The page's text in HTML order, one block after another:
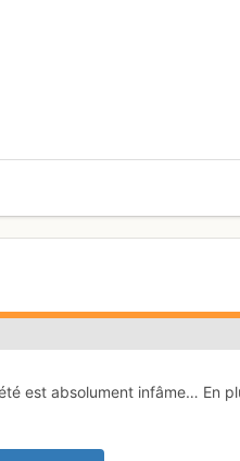
est absolument infâme… En